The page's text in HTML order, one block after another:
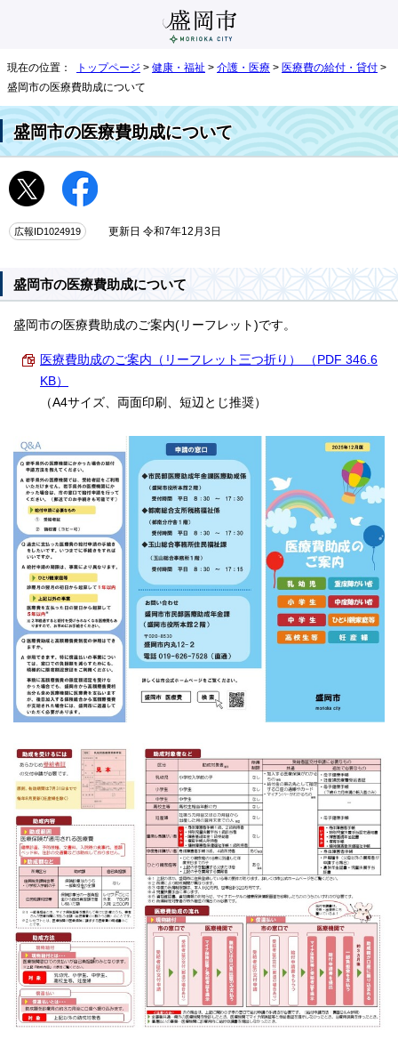
現在の位置： トップページ > 健康・福祉 > 介護・医療 > 医療費の給付・貸付 >
盛岡市の医療費助成について
盛岡市の医療費助成について
広報ID1024919 更新日 令和7年12月3日
盛岡市の医療費助成について
盛岡市の医療費助成のご案内(リーフレット)です。
医療費助成のご案内（リーフレット三つ折り） （PDF 346.6
KB）
（A4サイズ、両面印刷、短辺とじ推奨）